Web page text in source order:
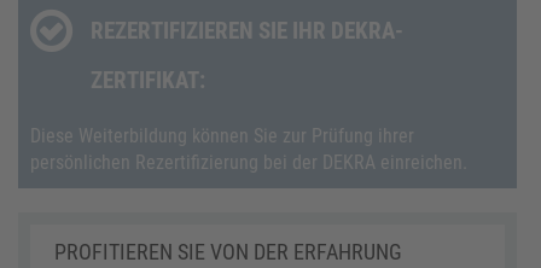
REZERTIFIZIEREN SIE IHR DEKRA-
ZERTIFIKAT:
Diese Weiterbildung können Sie zur Prüfung ihrer
persönlichen Rezertifizierung bei der DEKRA einreichen.
PROFITIEREN SIE VON DER ERFAHRUNG